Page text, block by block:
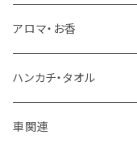
アロマ・お香
ハンカチ・タオル
車関連